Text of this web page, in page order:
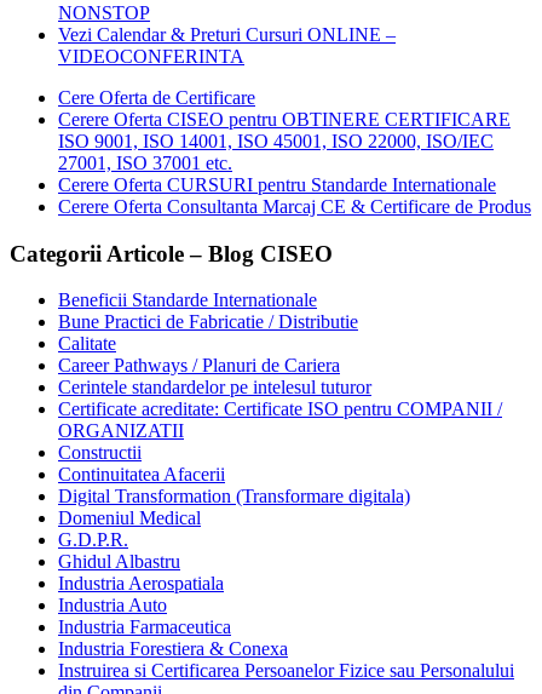
NONSTOP
Vezi Calendar & Preturi Cursuri ONLINE –
VIDEOCONFERINTA
Cere Oferta de Certificare
Cerere Oferta CISEO pentru OBTINERE CERTIFICARE
ISO 9001, ISO 14001, ISO 45001, ISO 22000, ISO/IEC
27001, ISO 37001 etc.
Cerere Oferta CURSURI pentru Standarde Internationale
Cerere Oferta Consultanta Marcaj CE & Certificare de Produs
Categorii Articole – Blog CISEO
Beneficii Standarde Internationale
Bune Practici de Fabricatie / Distributie
Calitate
Career Pathways / Planuri de Cariera
Cerintele standardelor pe intelesul tuturor
Certificate acreditate: Certificate ISO pentru COMPANII /
ORGANIZATII
Constructii
Continuitatea Afacerii
Digital Transformation (Transformare digitala)
Domeniul Medical
G.D.P.R.
Ghidul Albastru
Industria Aerospatiala
Industria Auto
Industria Farmaceutica
Industria Forestiera & Conexa
Instruirea si Certificarea Persoanelor Fizice sau Personalului